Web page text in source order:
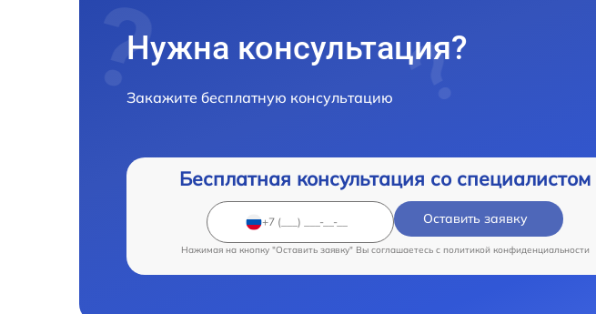
Нужна консультация?
Закажите бесплатную консультацию
Бесплатная консультация со специалистом
Оставить заявку
Нажимая на кнопку "Оставить заявку" Вы соглашаетесь c политикой конфиденциальности